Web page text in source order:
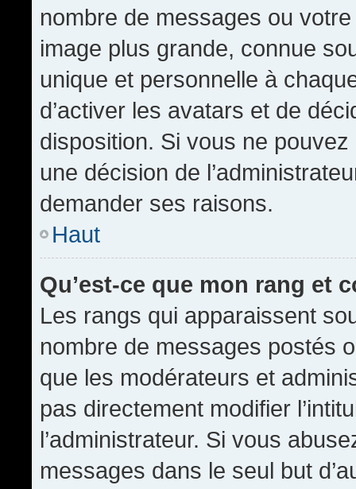
nombre de messages ou
image plus grande, connue
unique et personnelle à
d’activer les avatars et de
disposition. Si vous ne pouvez
une décision de
demander ses raisons.
Haut
Qu’est-ce que mon rang et
Les rangs qui apparaissent
nombre de messages postés
que les modérateurs et
pas directement modifier
l’administrateur. Si vous
messages dans le seul but